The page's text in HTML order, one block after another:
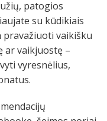
patogios
su kūdikiais
pravažiuoti vaikišku
ar vaikjuostę –
vyresnėlius,